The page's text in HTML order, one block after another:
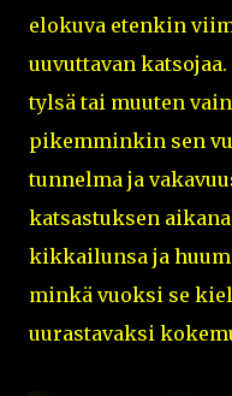
elokuva etenkin
uuvuttavan
tylsä tai muuten
pikemminkin sen
tunnelma ja
katsastuksen
kikkailunsa ja
minkä vuoksi se
uurastavaksi